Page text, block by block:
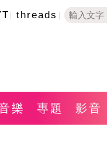
threads
樂 專題 影音